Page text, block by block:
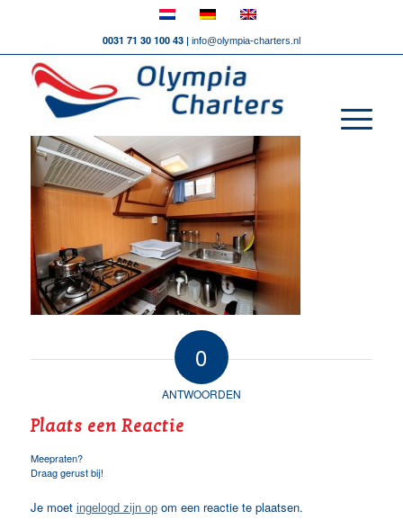
0031 71 30 100 43 | info@olympia-charters.nl
0
ANTWOORDEN
Plaats een Reactie
Meepraten?
Draag gerust bij!
Je moet ingelogd zijn opom een reactie te plaatsen.